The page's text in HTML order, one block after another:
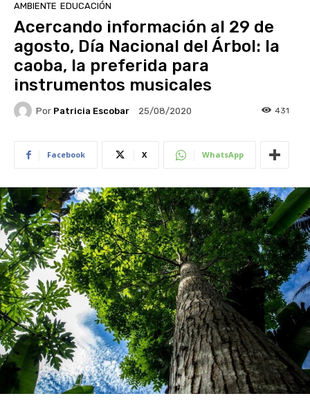
AMBIENTE EDUCACIÓN
Acercando información al 29 de
agosto, Día Nacional del Árbol: la
caoba, la preferida para
instrumentos musicales
Por Patricia Escobar 25/08/2020 431
Facebook X WhatsApp